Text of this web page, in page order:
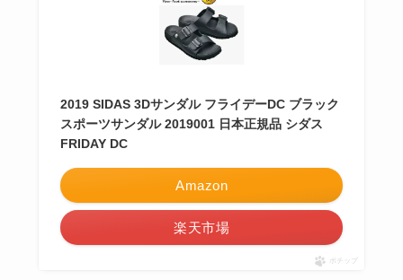
2019 SIDAS 3Dサンダル フライデーDC ブラック
スポーツサンダル 2019001 日本正規品 シダス
FRIDAY DC
Amazon
楽天市場
ポチップ